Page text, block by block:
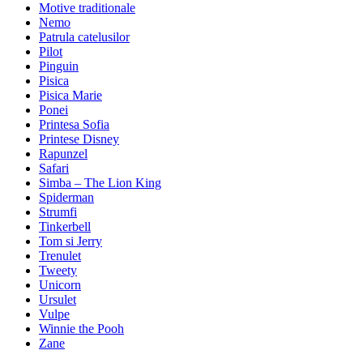
Motive traditionale
Nemo
Patrula catelusilor
Pilot
Pinguin
Pisica
Pisica Marie
Ponei
Printesa Sofia
Printese Disney
Rapunzel
Safari
Simba – The Lion King
Spiderman
Strumfi
Tinkerbell
Tom si Jerry
Trenulet
Tweety
Unicorn
Ursulet
Vulpe
Winnie the Pooh
Zane